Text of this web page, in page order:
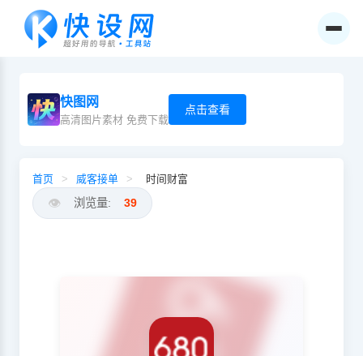
快图网
高清图片素材 免费下载
点击查看
首页 > 威客接单 > 时间财富
👁️ 浏览量: 39